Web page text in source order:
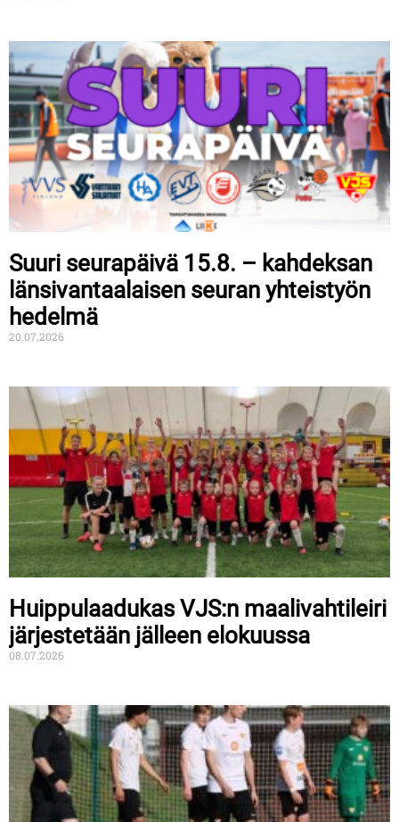
Suuri seurapäivä 15.8. – kahdeksan
länsivantaalaisen seuran yhteistyön
hedelmä
20.07.2026
Huippulaadukas VJS:n maalivahtileiri
järjestetään jälleen elokuussa
08.07.2026